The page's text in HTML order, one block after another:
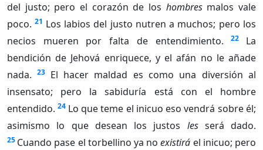
del justo; pero el corazón de los hombresmalos vale
poco. 21 Los labios del justo nutren a muchos; pero los
necios mueren por falta de entendimiento.
22
La
bendición de Jehová enriquece, y el afán no le añade
nada.
23 El hacer maldad es como una diversión al
insensato; pero la sabiduría está con el hombre
entendido. 24 Lo que teme el inicuo eso vendrá sobre él;
asimismo lo que desean los justos lesserá dado.
25 Cuando pase el torbellino ya noexistirá el inicuo; pero